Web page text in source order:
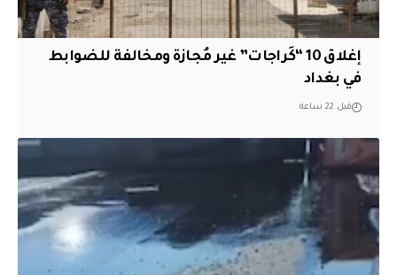
إغلاق 10 “كَراجات” غير مُجازة ومخالفة للضوابط
في بغداد
قبل 22 ساعة